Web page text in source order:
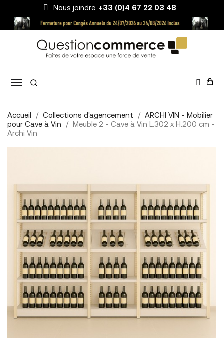
Nous joindre: +33 (0)4 67 22 03 48
Accueil Collections d'agencement
ARCHI VIN - Mobilier
pour Cave à Vin
Meuble 2 - Cave à Vin L.302 x H.200 cm -
Archi Vin